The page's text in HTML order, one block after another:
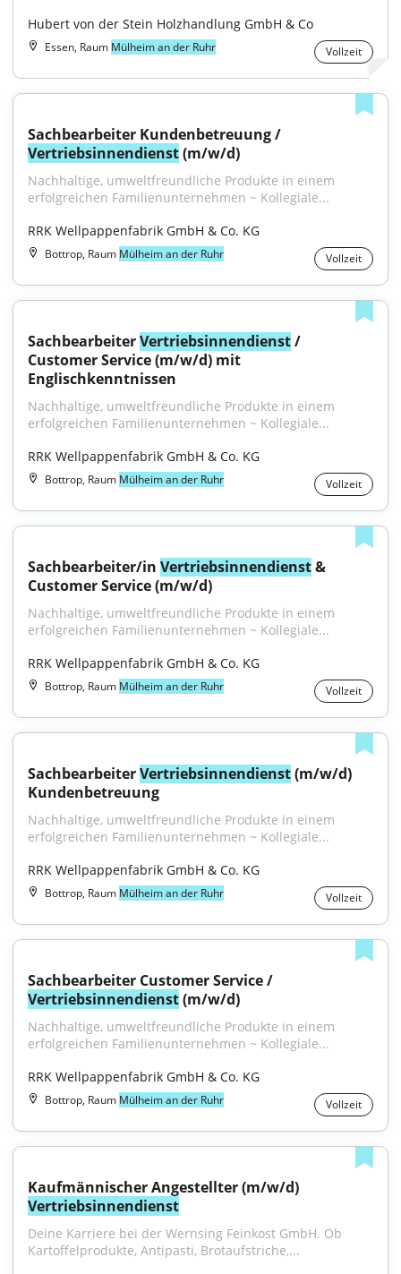
Hubert von der Stein Holzhandlung GmbH & Co
Essen, Raum Mülheim an der Ruhr Vollzeit
Vertriebsinnendienst (m/w/d)
Nachhaltige, umweltfreundliche Produkte in einem
erfolgreichen Familienunternehmen ~ Kollegiale...
RRK Wellpappenfabrik GmbH & Co. KG
Bottrop, Raum Mülheim an der Ruhr Vollzeit
Sachbearbeiter Vertriebsinnendienst /
Customer Service (m/w/d) mit
Englischkenntnissen
Nachhaltige, umweltfreundliche Produkte in einem
erfolgreichen Familienunternehmen ~ Kollegiale...
RRK Wellpappenfabrik GmbH & Co. KG
Bottrop, Raum Mülheim an der Ruhr Vollzeit
Sachbearbeiter/in Vertriebsinnendienst &
Customer Service (m/w/d)
Nachhaltige, umweltfreundliche Produkte in einem
erfolgreichen Familienunternehmen ~ Kollegiale...
RRK Wellpappenfabrik GmbH & Co. KG
Bottrop, Raum Mülheim an der Ruhr Vollzeit
Sachbearbeiter Vertriebsinnendienst (m/w/d)
Kundenbetreuung
Nachhaltige, umweltfreundliche Produkte in einem
erfolgreichen Familienunternehmen ~ Kollegiale...
RRK Wellpappenfabrik GmbH & Co. KG
Bottrop, Raum Mülheim an der Ruhr Vollzeit
Vertriebsinnendienst (m/w/d)
Nachhaltige, umweltfreundliche Produkte in einem
erfolgreichen Familienunternehmen ~ Kollegiale...
RRK Wellpappenfabrik GmbH & Co. KG
Bottrop, Raum Mülheim an der Ruhr Vollzeit
Vertriebsinnendienst
Deine Karriere bei der Wernsing Feinkost GmbH. Ob
Kartoffelprodukte, Antipasti, Brotaufstriche,...